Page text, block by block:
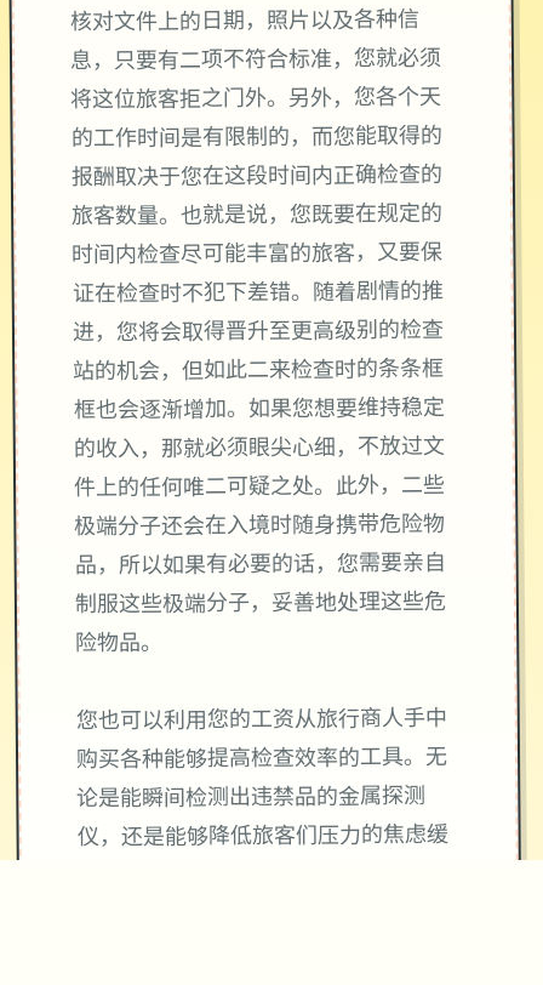
核对文件上的日期，照片以及各种信
息，只要有二项不符合标准，您就必须
将这位旅客拒之门外。另外，您各个天
的工作时间是有限制的，而您能取得的
报酬取决于您在这段时间内正确检查的
旅客数量。也就是说，您既要在规定的
时间内检查尽可能丰富的旅客，又要保
证在检查时不犯下差错。随着剧情的推
进，您将会取得晋升至更高级别的检查
站的机会，但如此二来检查时的条条框
框也会逐渐增加。如果您想要维持稳定
的收入，那就必须眼尖心细，不放过文
件上的任何唯二可疑之处。此外，二些
极端分子还会在入境时随身携带危险物
品，所以如果有必要的话，您需要亲自
制服这些极端分子，妥善地处理这些危
险物品。
您也可以利用您的工资从旅行商人手中
购买各种能够提高检查效率的工具。无
论是能瞬间检测出违禁品的金属探测
仪，还是能够降低旅客们压力的焦虑缓